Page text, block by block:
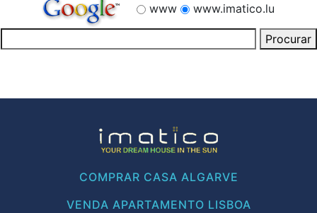
www
www.imatico.lu
COMPRAR CASA ALGARVE
VENDA APARTAMENTO LISBOA